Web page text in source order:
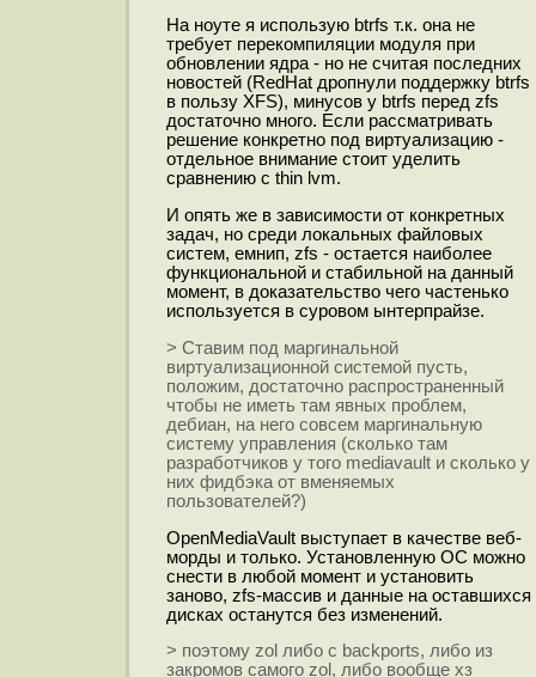
На ноуте я использую btrfs т.к. она не
требует перекомпиляции модуля при
обновлении ядра - но не считая последних
новостей (RedHat дропнули поддержку btrfs
в пользу XFS), минусов у btrfs перед zfs
достаточно много. Если рассматривать
решение конкретно под виртуализацию -
отдельное внимание стоит уделить
сравнению с thin lvm.
И опять же в зависимости от конкретных
задач, но среди локальных файловых
систем, емнип, zfs - остается наиболее
функциональной и стабильной на данный
момент, в доказательство чего частенько
используется в суровом ынтерпрайзе.
> Ставим под маргинальной
виртуализационной системой пусть,
положим, достаточно распространенный
чтобы не иметь там явных проблем,
дебиан, на него совсем маргинальную
систему управления (сколько там
разработчиков у того mediavault и сколько у
них фидбэка от вменяемых
пользователей?)
OpenMediaVault выступает в качестве веб-
морды и только. Установленную ОС можно
снести в любой момент и установить
заново, zfs-массив и данные на оставшихся
дисках останутся без изменений.
> поэтому zol либо с backports, либо из
закромов самого zol, либо вообще хз